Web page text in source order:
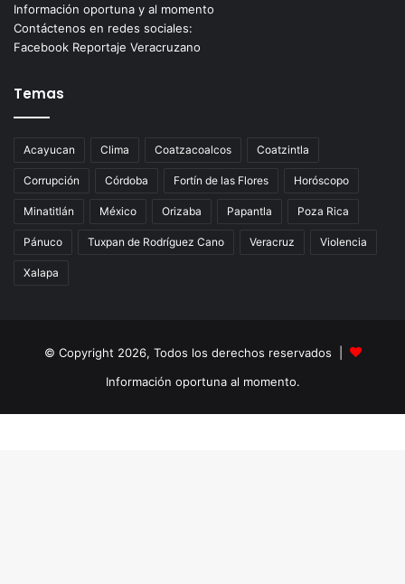
Información oportuna y al momento
Contáctenos en redes sociales:
Facebook Reportaje Veracruzano
Temas
Acayucan Clima Coatzacoalcos Coatzintla
Corrupción Córdoba Fortín de las Flores Horóscopo
Minatitlán México Orizaba Papantla Poza Rica
Pánuco Tuxpan de Rodríguez Cano Veracruz Violencia
Xalapa
© Copyright 2026, Todos los derechos reservados |
Información oportuna al momento.